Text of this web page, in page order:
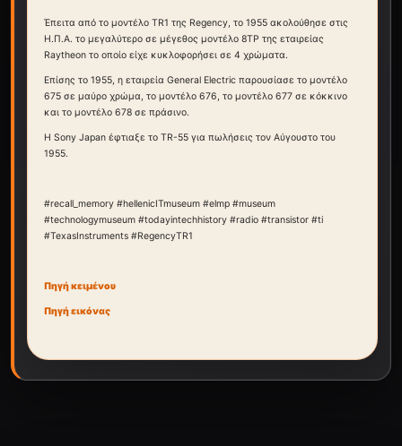
Έπειτα από το μοντέλο TR1 της Regency, το 1955 ακολούθησε στις
Η.Π.Α. το μεγαλύτερο σε μέγεθος μοντέλο 8TP της εταιρείας
Raytheon το οποίο είχε κυκλοφορήσει σε 4 χρώματα.
Επίσης το 1955, η εταιρεία General Electric παρουσίασε το μοντέλο
675 σε μαύρο χρώμα, το μοντέλο 676, το μοντέλο 677 σε κόκκινο
και το μοντέλο 678 σε πράσινο.
Η Sony Japan έφτιαξε το TR-55 για πωλήσεις τον Αύγουστο του
1955.
#recall_memory #hellenicITmuseum #elmp #museum
#technologymuseum #todayintechhistory #radio #transistor #ti
#TexasInstruments #RegencyTR1
Πηγή κειμένου
Πηγή εικόνας